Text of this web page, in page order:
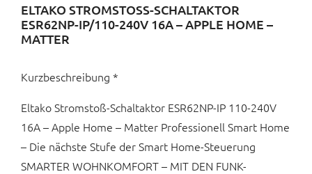
ELTAKO STROMSTOSS-SCHALTAKTOR E
SR62NP-IP/110-240V 16A – APPLE HOME – M
ATTER
Kurzbeschreibung *
Eltako Stromstoß-Schaltaktor ESR62NP-IP 110-240V
16A – Apple Home – Matter Professionell Smart Home
– Die nächste Stufe der Smart Home-Steuerung
SMARTER WOHNKOMFORT – MIT DEN FUNK-